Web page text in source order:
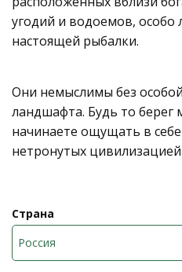
угодий и водоемов,
настоящей рыбалки.
Они немыслимы без
ландшафта. Будь то берег
начинаете ощущать в
нетронутых цивилизацией
Страна
Россия